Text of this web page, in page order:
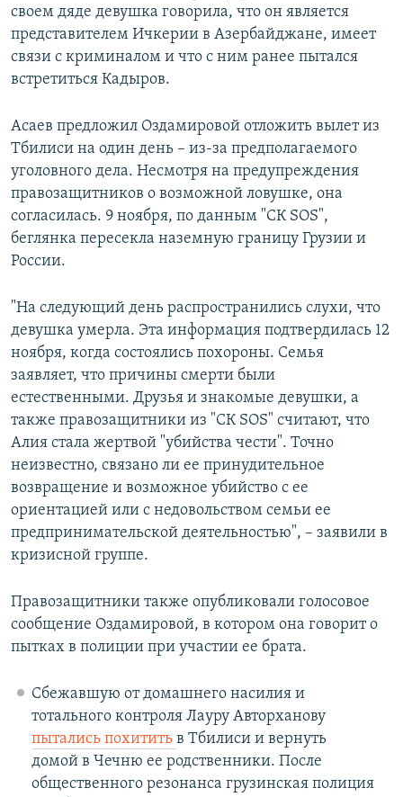
своем дяде девушка говорила, что он является
представителем Ичкерии в Азербайджане, имеет
связи с криминалом и что с ним ранее пытался
встретиться Кадыров.
Асаев предложил Оздамировой отложить вылет из
Тбилиси на один день – из-за предполагаемого
уголовного дела. Несмотря на предупреждения
правозащитников о возможной ловушке, она
согласилась. 9 ноября, по данным "СК SOS",
беглянка пересекла наземную границу Грузии и
России.
"На следующий день распространились слухи, что
девушка умерла. Эта информация подтвердилась 12
ноября, когда состоялись похороны. Семья
заявляет, что причины смерти были
естественными. Друзья и знакомые девушки, а
также правозащитники из "СК SOS" считают, что
Алия стала жертвой "убийства чести". Точно
неизвестно, связано ли ее принудительное
возвращение и возможное убийство с ее
ориентацией или с недовольством семьи ее
предпринимательской деятельностью", – заявили в
кризисной группе.
Правозащитники также опубликовали голосовое
сообщение Оздамировой, в котором она говорит о
пытках в полиции при участии ее брата.
Сбежавшую от домашнего насилия и
тотального контроля Лауру Авторханову
пытались похитить в Тбилиси и вернуть
домой в Чечню ее родственники. После
общественного резонанса грузинская полиция